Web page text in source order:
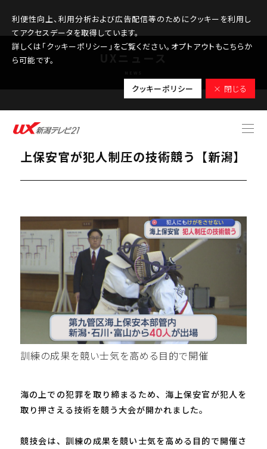
利便性向上、利用分析および広告配信等のためにクッキーを利用し
てアクセスデータを取得しています。
詳しくは「クッキーポリシー」をご覧ください。オプトアウトもこちらか
ら可能です。
クッキーポリシー × 閉じる
2025.11.11
刃物を持った犯人を警棒で制圧など 海
上保安官が犯人制圧の技術競う【新潟】
訓練の成果を競い士気を高める目的で開催
海の上での犯罪を取り締まるため、海上保安官が犯人を
取り押さえる技術を競う大会が開かれました。
競技会は、訓練の成果を競い士気を高める目的で開催さ